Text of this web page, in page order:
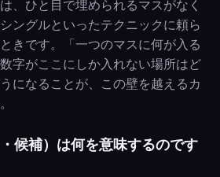
、ひと目で埋められるマスがなく
ングルといったテクニックに頼ら
きです。「一つのマスに何が入る
字がここにしか入れない場所はど
になることが、この壁を越えるカ
候補）は何を意味するのです